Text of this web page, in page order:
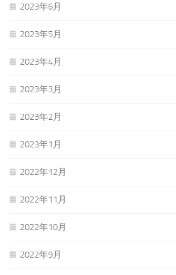
2023年6月
2023年5月
2023年4月
2023年3月
2023年2月
2023年1月
2022年12月
2022年11月
2022年10月
2022年9月